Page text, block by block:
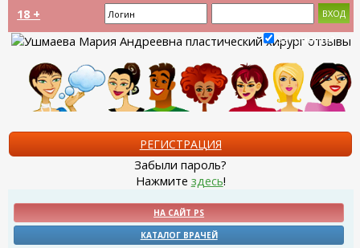
18 +
Запомнить?
РЕГИСТРАЦИЯ
Забыли пароль?
Нажмите здесь!
НА САЙТ PS
КАТАЛОГ ВРАЧЕЙ